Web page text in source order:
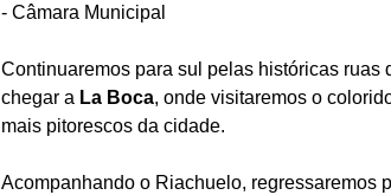
- Câmara Municipal
Continuaremos para sul pelas históricas ruas
chegar a La Boca, onde visitaremos o
mais pitorescos da cidade.
Acompanhando o Riachuelo, regressaremos